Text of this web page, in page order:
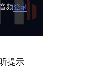
频登录
提示